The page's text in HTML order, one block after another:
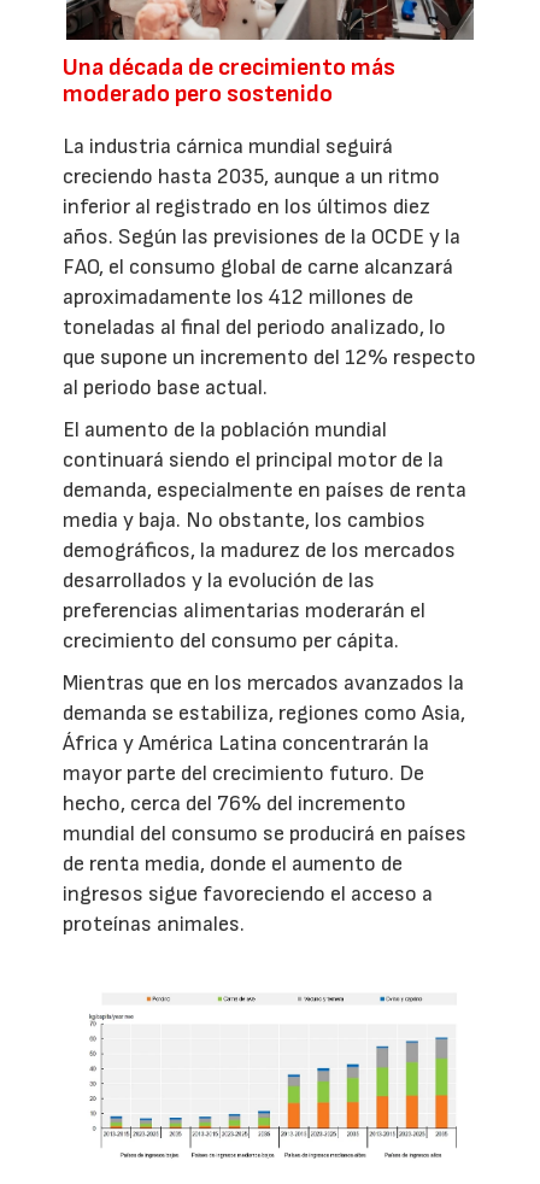
Una década de crecimiento más
moderado pero sostenido
La industria cárnica mundial seguirá
creciendo hasta 2035, aunque a un ritmo
inferior al registrado en los últimos diez
años. Según las previsiones de la OCDE y la
FAO, el consumo global de carne alcanzará
aproximadamente los 412 millones de
toneladas al final del periodo analizado, lo
que supone un incremento del 12% respecto
al periodo base actual.
El aumento de la población mundial
continuará siendo el principal motor de la
demanda, especialmente en países de renta
media y baja. No obstante, los cambios
demográficos, la madurez de los mercados
desarrollados y la evolución de las
preferencias alimentarias moderarán el
crecimiento del consumo per cápita.
Mientras que en los mercados avanzados la
demanda se estabiliza, regiones como Asia,
África y América Latina concentrarán la
mayor parte del crecimiento futuro. De
hecho, cerca del 76% del incremento
mundial del consumo se producirá en países
de renta media, donde el aumento de
ingresos sigue favoreciendo el acceso a
proteínas animales.